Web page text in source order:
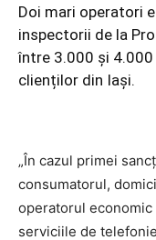
Doi mari operatori
inspectorii de la
între 3.000 și 4.000
clienților din Iași.
„În cazul primei
consumatorul,
operatorul
serviciile de